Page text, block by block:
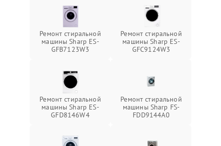
Ремонт стиральной
машины Sharp ES-
GFB7123W3
Ремонт стиральной
машины Sharp ES-
GFC9124W3
Ремонт стиральной
машины Sharp ES-
GFD8146W4
Ремонт стиральной
машины Sharp FS-
FDD9144A0